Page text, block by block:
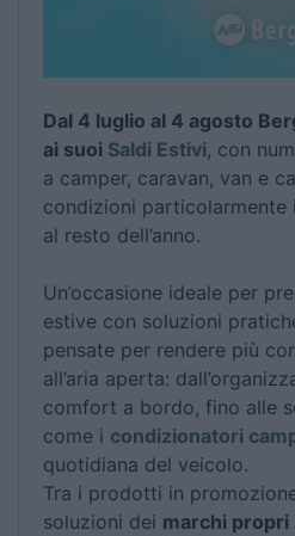
Dal 4 luglio al 4 agosto
ai suoi Saldi Estivi, con
a camper, caravan, van e
condizioni particolarmente
al resto dell’anno.
Un’occasione ideale per
estive con soluzioni
pensate per rendere più
all’aria aperta:
comfort a bordo, fino alle
come i condizionatori
quotidiana del veicolo.
Tra i prodotti in
soluzioni dei marchi propri